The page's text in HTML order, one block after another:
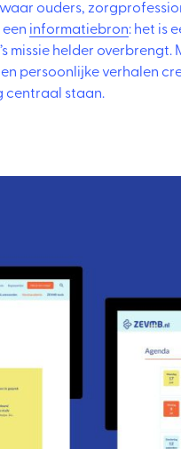
ouders,
informatiebron: het is
missie helder
persoonlijke verhalen
centraal staan.